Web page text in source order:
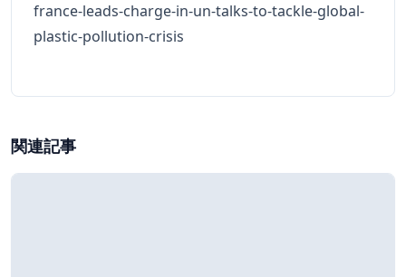
france-leads-charge-in-un-talks-to-tackle-global-
plastic-pollution-crisis
関連記事